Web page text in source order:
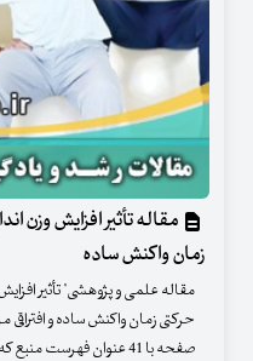
مقاله تأثیر افزایش وزن
زمان واکنش ساده
مقاله علمی و پژوهشی" تأثیر
صفحه با 41 عنوان فهرست